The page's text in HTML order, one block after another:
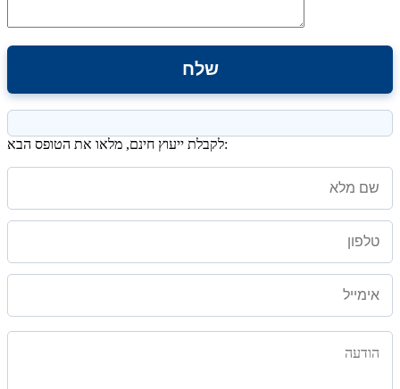
לקבלת ייעוץ חינם, מלאו את הטופס הבא: